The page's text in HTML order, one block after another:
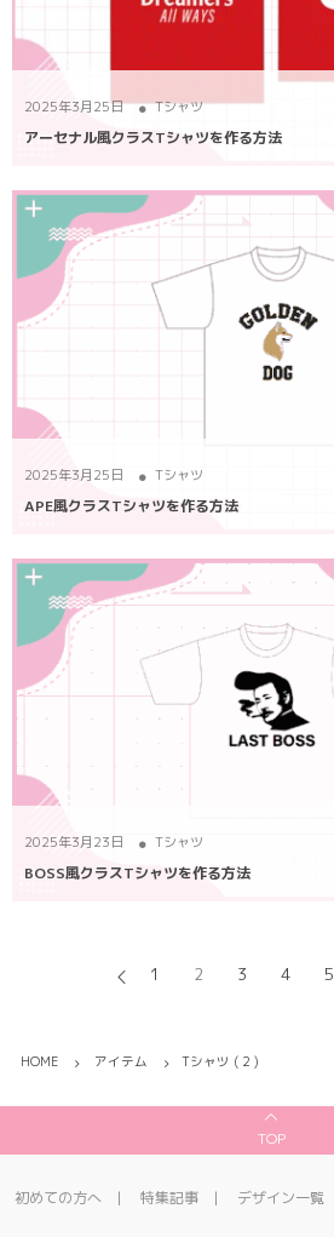
2025年3月25日 Tシャツ
アーセナル風クラスTシャツを作る方法
2025年3月25日 Tシャツ
APE風クラスTシャツを作る方法
2025年3月23日 Tシャツ
BOSS風クラスTシャツを作る方法
1 2 3 4 5
HOME アイテム Tシャツ ( 2 )
TOP
初めての方へ 特集記事 デザイン一覧